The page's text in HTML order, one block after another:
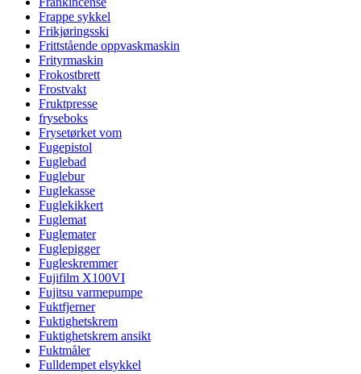
Frappe sykkel
Frikjøringsski
Frittstående oppvaskmaskin
Frityrmaskin
Frokostbrett
Frostvakt
Fruktpresse
fryseboks
Frysetørket vom
Fugepistol
Fuglebad
Fuglebur
Fuglekasse
Fuglekikkert
Fuglemat
Fuglemater
Fuglepigger
Fugleskremmer
Fujifilm X100VI
Fujitsu varmepumpe
Fuktfjerner
Fuktighetskrem
Fuktighetskrem ansikt
Fuktmåler
Fulldempet elsykkel